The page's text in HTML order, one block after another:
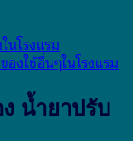
นโรงแรม
องใช้อื่นๆในโรงแรม
น้ำยาปรับ